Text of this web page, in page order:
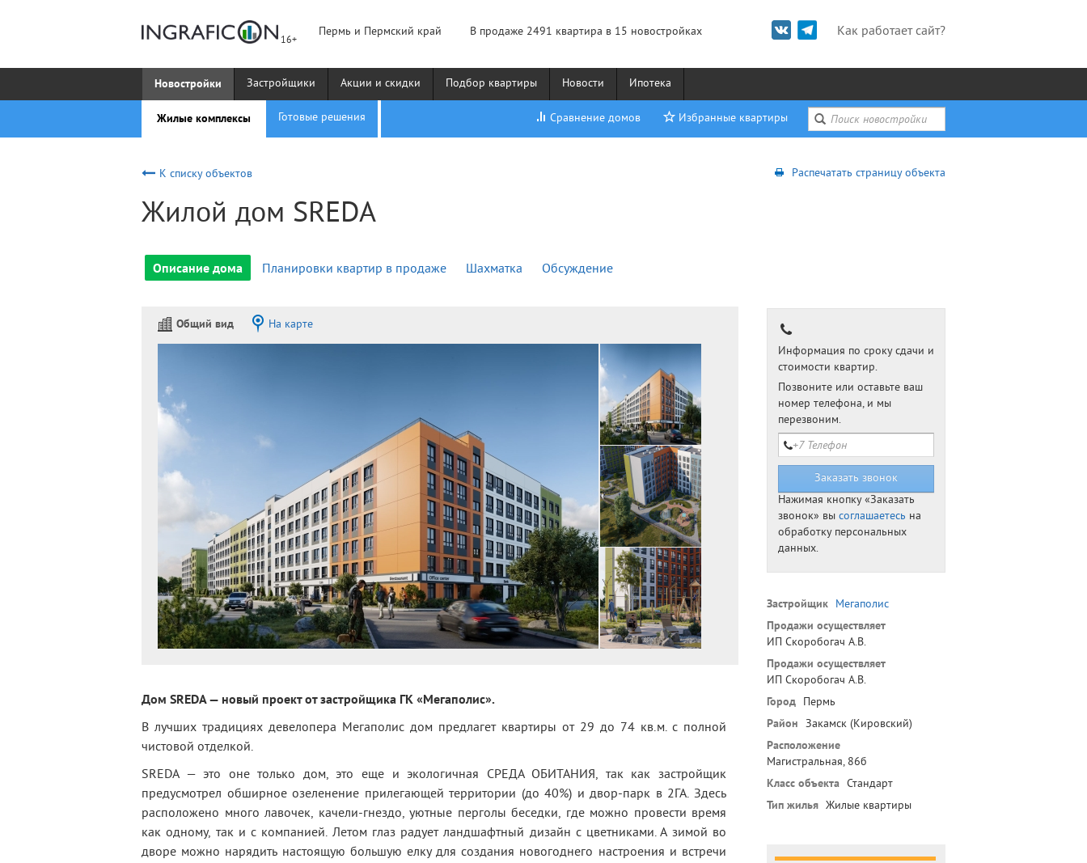
Пермь и Пермский край В продаже 2491 квартира в 15 новостройках Как работает сайт?
Новостройки Застройщики Акции и скидки Подбор квартиры Новости Ипотека
Жилые комплексы Готовые решения Сравнение домов Избранные квартиры
К списку объектов Распечатать страницу объекта
Жилой дом SREDA
Описание дома Планировки квартир в продаже Шахматка Обсуждение
Общий вид На карте
Дом SREDA — новый проект от застройщика ГК «Мегаполис».
В лучших традициях девелопера Мегаполис дом предлагет квартиры от 29 до 74 кв.м. с полной
чистовой отделкой.
SREDA — это оне только дом, это еще и экологичная СРЕДА ОБИТАНИЯ, так как застройщик
предусмотрел обширное озеленение прилегающей территории (до 40%) и двор-парк в 2ГА. Здесь
расположено много лавочек, качели-гнездо, уютные перголы беседки, где можно провести время
как одному, так и с компанией. Летом глаз радует ландшафтный дизайн с цветниками. А зимой во
дворе можно нарядить настоящую большую елку для создания новогоднего настроения и встречи
Информация по сроку сдачи и
стоимости квартир.
Позвоните или оставьте ваш
номер телефона, и мы
перезвоним.
Нажимая кнопку «Заказать
звонок» вы соглашаетесь на
обработку персональных
данных.
Застройщик Мегаполис
Продажи осуществляет
ИП Скоробогач А.В.
Продажи осуществляет
ИП Скоробогач А.В.
Город Пермь
Район Закамск (Кировский)
Расположение
Магистральная, 86б
Класс объекта Стандарт
Тип жилья Жилые квартиры